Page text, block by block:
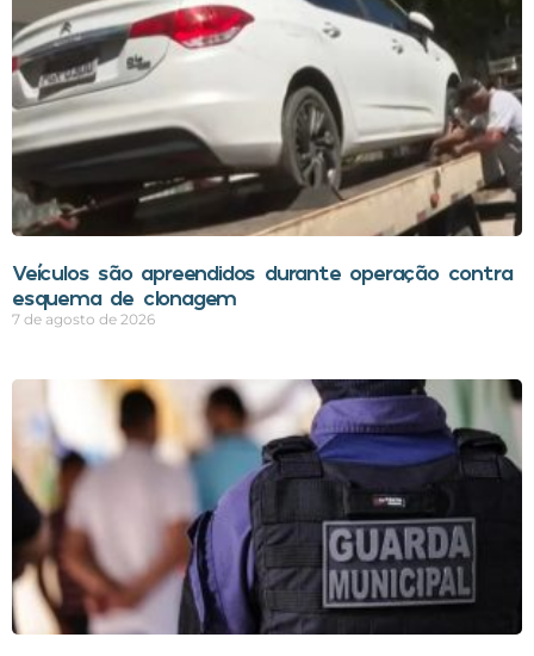
Veículos são apreendidos durante operação contra
esquema de clonagem
7 de agosto de 2026